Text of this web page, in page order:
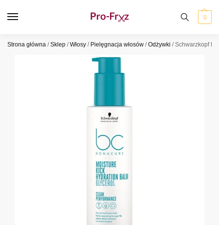
0
Strona główna /Sklep /Włosy / Pielęgnacja włosów /Odżywki /Schwarzkopf